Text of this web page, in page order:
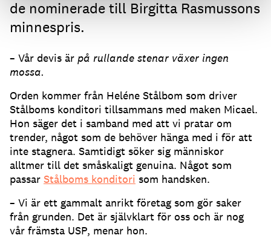
de nominerade till Birgitta Rasmussons
minnespris.
– Vår devis är på rullande stenar växer ingen
mossa.
Orden kommer från Heléne Stålbom som driver
Stålboms konditori tillsammans med maken Micael.
Hon säger det i samband med att vi pratar om
trender, något som de behöver hänga med i för att
inte stagnera. Samtidigt söker sig människor
alltmer till det småskaligt genuina. Något som
passar Stålboms konditori som handsken.
– Vi är ett gammalt anrikt företag som gör saker
från grunden. Det är självklart för oss och är nog
vår främsta USP, menar hon.